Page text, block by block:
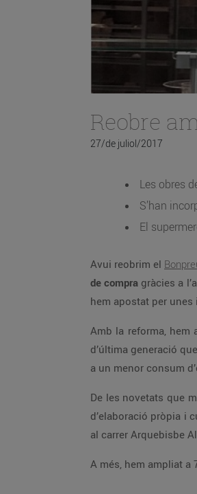
Reobre
27/de juliol/2017
Les obres
S’han
El
Avui reobrim el
de compra gràcies a
hem apostat per
Amb la reforma, hem
d’última generació
a un menor consum
De les novetats que
d’elaboració pròpia i
al carrer Arquebisbe
A més, hem ampliat a